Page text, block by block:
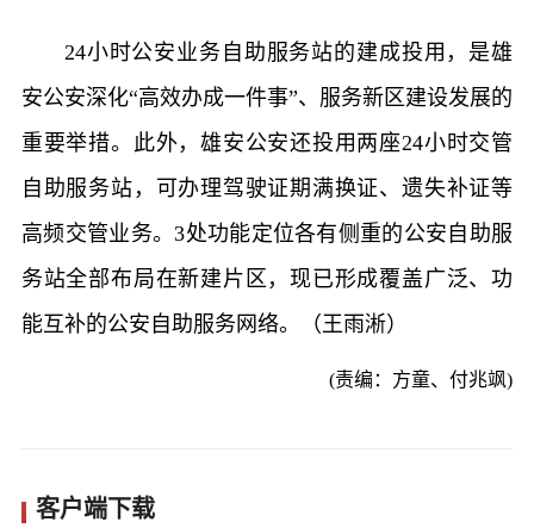
24小时公安业务自助服务站的建成投用，是雄
安公安深化“高效办成一件事”、服务新区建设发展的
重要举措。此外，雄安公安还投用两座24小时交管
自助服务站，可办理驾驶证期满换证、遗失补证等
高频交管业务。3处功能定位各有侧重的公安自助服
务站全部布局在新建片区，现已形成覆盖广泛、功
能互补的公安自助服务网络。（王雨淅）
(责编：方童、付兆飒)
客户端下载